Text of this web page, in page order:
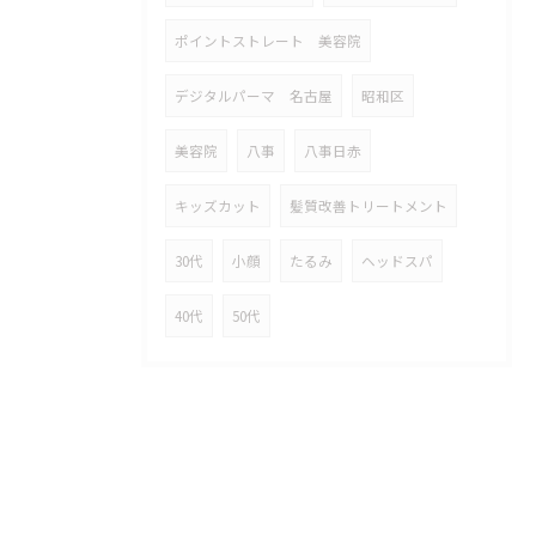
ポイントストレート 美容院
デジタルパーマ 名古屋 昭和区
美容院 八事 八事日赤
キッズカット 髪質改善トリートメント
30代 小顔 たるみ ヘッドスパ
40代 50代